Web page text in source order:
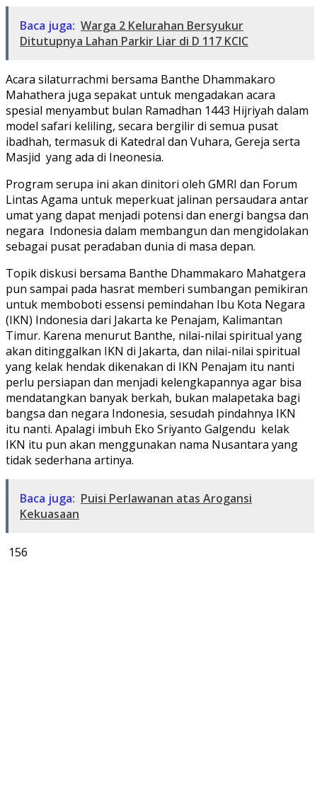
Baca juga: Warga 2 Kelurahan Bersyukur
Ditutupnya Lahan Parkir Liar di D 117 KCIC
Acara silaturrachmi bersama Banthe Dhammakaro
Mahathera juga sepakat untuk mengadakan acara
spesial menyambut bulan Ramadhan 1443 Hijriyah dalam
model safari keliling, secara bergilir di semua pusat
ibadhah, termasuk di Katedral dan Vuhara, Gereja serta
Masjid yang ada di Ineonesia.
Program serupa ini akan dinitori oleh GMRI dan Forum
Lintas Agama untuk meperkuat jalinan persaudara antar
umat yang dapat menjadi potensi dan energi bangsa dan
negara Indonesia dalam membangun dan mengidolakan
sebagai pusat peradaban dunia di masa depan.
Topik diskusi bersama Banthe Dhammakaro Mahatgera
pun sampai pada hasrat memberi sumbangan pemikiran
untuk memboboti essensi pemindahan Ibu Kota Negara
(IKN) Indonesia dari Jakarta ke Penajam, Kalimantan
Timur. Karena menurut Banthe, nilai-nilai spiritual yang
akan ditinggalkan IKN di Jakarta, dan nilai-nilai spiritual
yang kelak hendak dikenakan di IKN Penajam itu nanti
perlu persiapan dan menjadi kelengkapannya agar bisa
mendatangkan banyak berkah, bukan malapetaka bagi
bangsa dan negara Indonesia, sesudah pindahnya IKN
itu nanti. Apalagi imbuh Eko Sriyanto Galgendu kelak
IKN itu pun akan menggunakan nama Nusantara yang
tidak sederhana artinya.
Baca juga: Puisi Perlawanan atas Arogansi
Kekuasaan
156